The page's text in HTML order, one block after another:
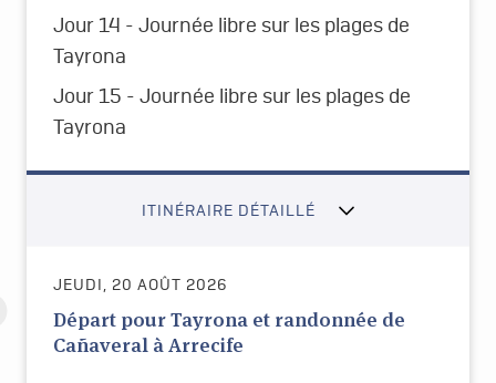
Jour 14 - Journée libre sur les plages de
Tayrona
Jour 15 - Journée libre sur les plages de
Tayrona
ITINÉRAIRE DÉTAILLÉ
JEUDI, 20 AOÛT 2026
Départ pour Tayrona et randonnée de
Cañaveral à Arrecife